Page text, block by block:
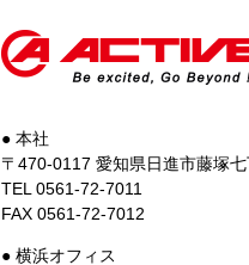
● 本社
〒470-0117 愛知県日進市藤塚
TEL 0561-72-7011
FAX 0561-72-7012
● 横浜オフィス